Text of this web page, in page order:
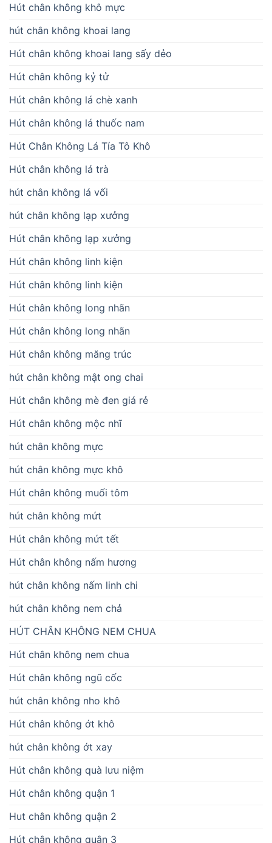
Hút chân không khô mực
hút chân không khoai lang
Hút chân không khoai lang sấy dẻo
Hút chân không kỷ tử
Hút chân không lá chè xanh
Hút chân không lá thuốc nam
Hút Chân Không Lá Tía Tô Khô
Hút chân không lá trà
hút chân không lá vối
hút chân không lạp xưởng
Hút chân không lạp xưởng
Hút chân không linh kiện
Hút chân không linh kiện
Hút chân không long nhãn
Hút chân không long nhãn
Hút chân không măng trúc
hút chân không mật ong chai
Hút chân không mè đen giá rẻ
Hút chân không mộc nhĩ
hút chân không mực
hút chân không mực khô
Hút chân không muối tôm
hút chân không mứt
Hút chân không mứt tết
Hút chân không nấm hương
hút chân không nấm linh chi
hút chân không nem chả
HÚT CHÂN KHÔNG NEM CHUA
Hút chân không nem chua
Hút chân không ngũ cốc
hút chân không nho khô
Hút chân không ớt khô
hút chân không ớt xay
Hút chân không quà lưu niệm
Hút chân không quận 1
Hut chân không quận 2
Hút chân không quận 3